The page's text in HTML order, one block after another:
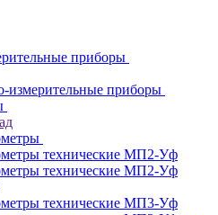
приборы
измерительные приборы
технические МП2-Уф
технические МП2-Уф
технические МП3-Уф